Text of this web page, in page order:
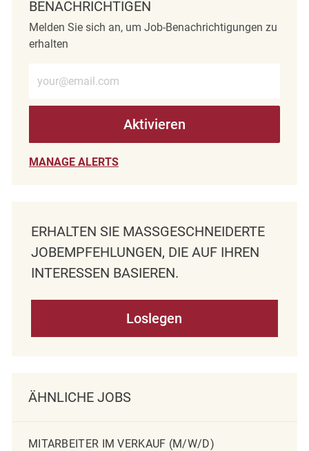
BENACHRICHTIGEN
Melden Sie sich an, um Job-Benachrichtigungen zu
erhalten
Aktivieren
MANAGE ALERTS
ERHALTEN SIE MASSGESCHNEIDERTE J
OBEMPFEHLUNGEN, DIE AUF IHREN I
NTERESSEN BASIEREN.
Loslegen
ÄHNLICHE JOBS
MITARBEITER IM VERKAUF (M/W/D)